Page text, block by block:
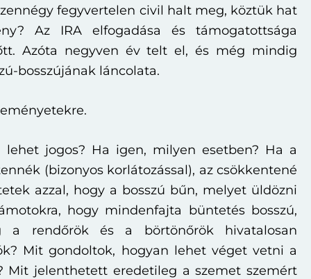
fegyvertelen civil halt meg, köztük hat
Az IRA elfogadása és támogatottsága
Azóta negyven év telt el, és még mindig
bosszújának láncolata.
lehet jogos? Ha igen, milyen esetben? Ha a
(bizonyos korlátozással), az csökkentené
azzal, hogy a bosszú bűn, melyet üldözni
hogy mindenfajta büntetés bosszú,
a rendőrök és a börtönőrök hivatalosan
Mit gondoltok, hogyan lehet véget vetni a
Mit jelenthetett eredetileg a szemet szemért